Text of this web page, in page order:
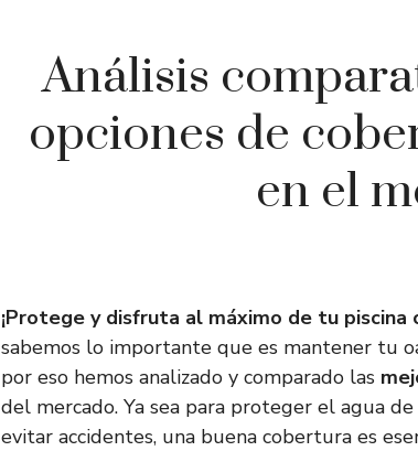
Análisis
opciones de
en el
¡Protege y disfruta al máximo de tu
sabemos lo importante que es mantener tu
por eso hemos analizado y comparado las
del mercado. Ya sea para proteger el agua
evitar accidentes, una buena cobertura es